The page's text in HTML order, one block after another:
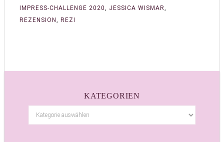
IMPRESS-CHALLENGE 2020, JESSICA WISMAR,
REZENSION , REZI
KATEGORIEN